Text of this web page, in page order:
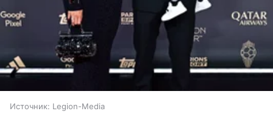
Источник: Legion-Media